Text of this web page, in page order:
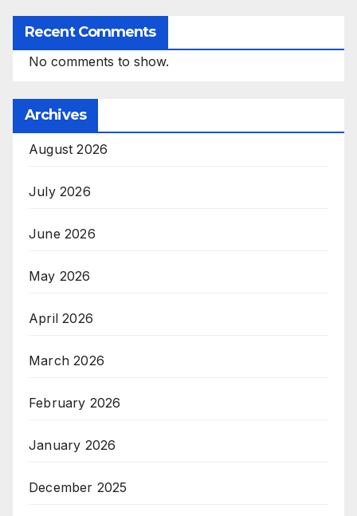
Recent Comments
No comments to show.
Archives
August 2026
July 2026
June 2026
May 2026
April 2026
March 2026
February 2026
January 2026
December 2025